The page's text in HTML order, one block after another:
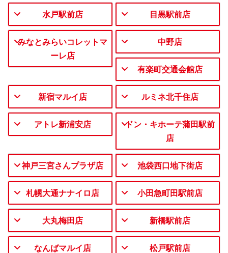
水戸駅前店 目黒駅前店
みなとみらいコレットマ
ーレ店
中野店
有楽町交通会館店
新宿マルイ店 ルミネ北千住店
アトレ新浦安店
ドン・キホーテ蒲田駅前
店
神戸三宮さんプラザ店 池袋西口地下街店
札幌大通ナナイロ店 小田急町田駅前店
大丸梅田店 新橋駅前店
なんばマルイ店 松戸駅前店